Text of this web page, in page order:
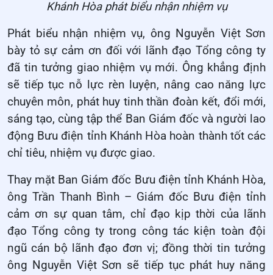
Khánh Hòa phát biểu nhận nhiệm vụ
Phát biểu nhận nhiệm vụ, ông Nguyễn Việt Sơn
bày tỏ sự cảm ơn đối với lãnh đạo Tổng công ty
đã tin tưởng giao nhiệm vụ mới. Ông khẳng định
sẽ tiếp tục nỗ lực rèn luyện, nâng cao năng lực
chuyên môn, phát huy tinh thần đoàn kết, đổi mới,
sáng tạo, cùng tập thể Ban Giám đốc và người lao
động Bưu điện tỉnh Khánh Hòa hoàn thành tốt các
chỉ tiêu, nhiệm vụ được giao.
Thay mặt Ban Giám đốc Bưu điện tỉnh Khánh Hòa,
ông Trần Thanh Bình – Giám đốc Bưu điện tỉnh
cảm ơn sự quan tâm, chỉ đạo kịp thời của lãnh
đạo Tổng công ty trong công tác kiện toàn đội
ngũ cán bộ lãnh đạo đơn vị; đồng thời tin tưởng
ông Nguyễn Việt Sơn sẽ tiếp tục phát huy năng